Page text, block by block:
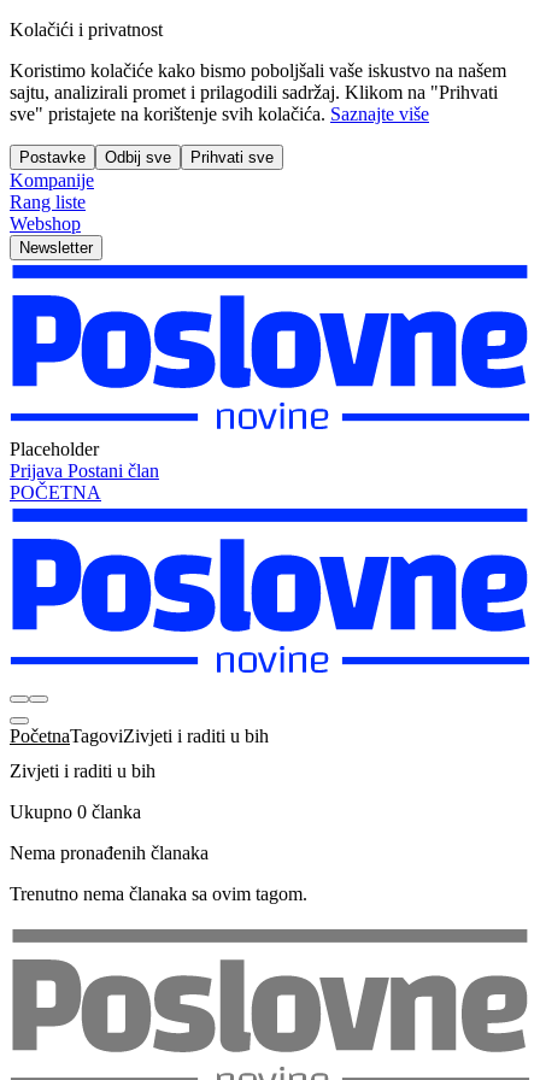
Kolačići i privatnost
Koristimo kolačiće kako bismo poboljšali vaše iskustvo na našem
sajtu, analizirali promet i prilagodili sadržaj. Klikom na "Prihvati
sve" pristajete na korištenje svih kolačića. Saznajte više
Postavke Odbij sve Prihvati sve
Kompanije
Rang liste
Webshop
Newsletter
Placeholder
Prijava Postani član
POČETNA
PočetnaTagoviZivjeti i raditi u bih
Zivjeti i raditi u bih
Ukupno 0 članka
Nema pronađenih članaka
Trenutno nema članaka sa ovim tagom.